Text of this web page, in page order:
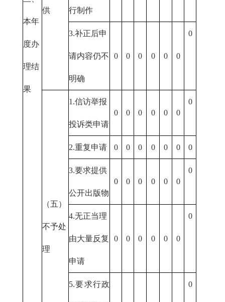
本年
度办
理结
果
供 行制作
3.补正后申
请内容仍不
明确
0 0 0 0 0 0
0
（五）
不予处
理
1.信访举报
投诉类申请
0 0 0 0 0 0
0
2.重复申请 0 0 0 0 0 0 0
3.要求提供
公开出版物
0 0 0 0 0 0
0
4.无正当理
由大量反复
申请
0 0 0 0 0 0
0
5.要求行政 0